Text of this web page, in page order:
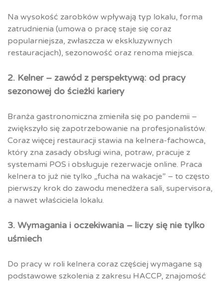
Na wysokość zarobków wpływają typ lokalu, forma
zatrudnienia (umowa o pracę staje się coraz
popularniejsza, zwłaszcza w ekskluzywnych
restauracjach), sezonowość oraz renoma miejsca.
2. Kelner – zawód z perspektywą: od pracy
sezonowej do ścieżki kariery
Branża gastronomiczna zmieniła się po pandemii –
zwiększyło się zapotrzebowanie na profesjonalistów.
Coraz więcej restauracji stawia na kelnera-fachowca,
który zna zasady obsługi wina, potraw, pracuje z
systemami POS i obsługuje rezerwacje online. Praca
kelnera to już nie tylko „fucha na wakacje” – to często
pierwszy krok do zawodu menedżera sali, supervisora,
a nawet właściciela lokalu.
3. Wymagania i oczekiwania – liczy się nie tylko
uśmiech
Do pracy w roli kelnera coraz częściej wymagane są
podstawowe szkolenia z zakresu HACCP, znajomość